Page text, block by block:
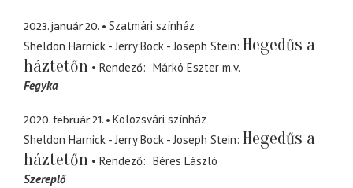
2023. január 20.
Szatmári színház
Sheldon Harnick - Jerry Bock - Joseph Stein Hegedűs a
háztetőn
Rendező Márkó Eszter m.v.
Fegyka
2020. február 21.
Kolozsvári színház
Sheldon Harnick - Jerry Bock - Joseph Stein Hegedűs a
háztetőn
Rendező
Béres László
Szereplő